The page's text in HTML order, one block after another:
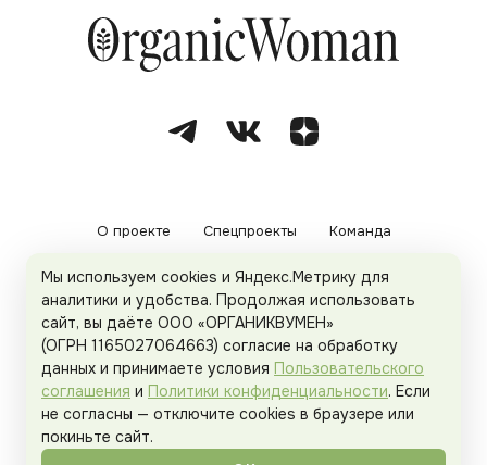
О проекте Спецпроекты Команда
Рекламодателям Политика конфиденциальности
Пользовательское соглашение
Organicwoman.ru . Все права защищены.
Мы используем cookies и Яндекс.Метрику для
аналитики и удобства. Продолжая использовать
сайт, вы даёте ООО «ОРГАНИКВУМЕН»
(ОГРН 1165027064663) согласие на обработку
данных и принимаете условия Пользовательского
соглашения и Политики конфиденциальности. Если
не согласны — отключите cookies в браузере или
покиньте сайт.